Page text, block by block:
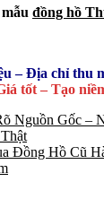
đồng hồ
– Địa chỉ thu
tốt – Tạo
Nguồn Gốc –
Đồng Hồ Cũ